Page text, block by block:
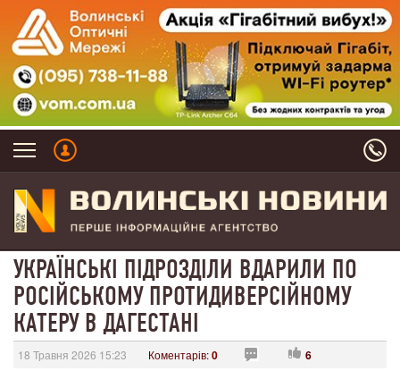
УКРАЇНСЬКІ ПІДРОЗДІЛИ ВДАРИЛИ ПО
РОСІЙСЬКОМУ ПРОТИДИВЕРСІЙНОМУ
КАТЕРУ В ДАГЕСТАНІ
18 Травня 2026 15:23 Коментарів:0 6